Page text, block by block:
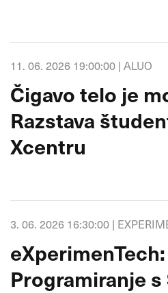
11. 06. 2026 19:00:00 | ALUO
Čigavo telo je
Razstava
Xcentru
3. 06. 2026 16:30:00 |
eXperimenTech:
Programiranje